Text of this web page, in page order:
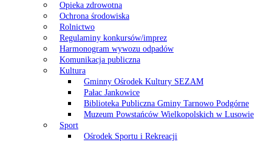
Opieka zdrowotna
Ochrona środowiska
Rolnictwo
Regulaminy konkursów/imprez
Harmonogram wywozu odpadów
Komunikacja publiczna
Kultura
Gminny Ośrodek Kultury SEZAM
Pałac Jankowice
Biblioteka Publiczna Gminy Tarnowo Podgórne
Muzeum Powstańców Wielkopolskich w Lusowie
Sport
Ośrodek Sportu i Rekreacji